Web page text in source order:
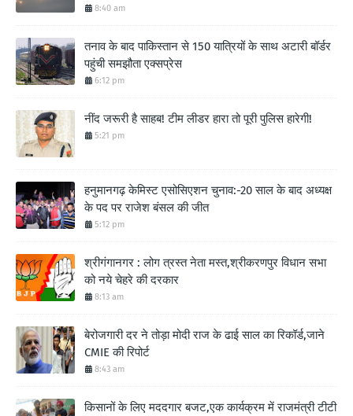
8:40 am
तनाव के बाद पाकिस्तान से 150 यात्रियों के साथ अटारी बॉर्डर
पहुंची समझौता एक्सप्रेस
6:12 pm
नींद जरूरी है साहब! टीम लीडर हारा तो पूरी पुलिस हारेगी!
5:21 pm
हनुमानगढ़ केमिस्ट एसोसिएशन चुनाव:-20 साल के बाद अध्यक्ष
के पद पर राजेश बंसल की जीत
5:12 pm
श्रीगंगानगर : लोग त्रस्त नेता मस्त,श्रीकरणपुर विधान सभा
को नये चेहरे की दरकार
8:13 am
बेरोजगारी दर ने तोड़ा मोदी राज के ढाई साल का रिकॉर्ड,जाने
CMIE की रिपोर्ट
8:43 am
किसानों के लिए मददगार बजट,एक कार्यक्रम में राजमंत्री टीटी